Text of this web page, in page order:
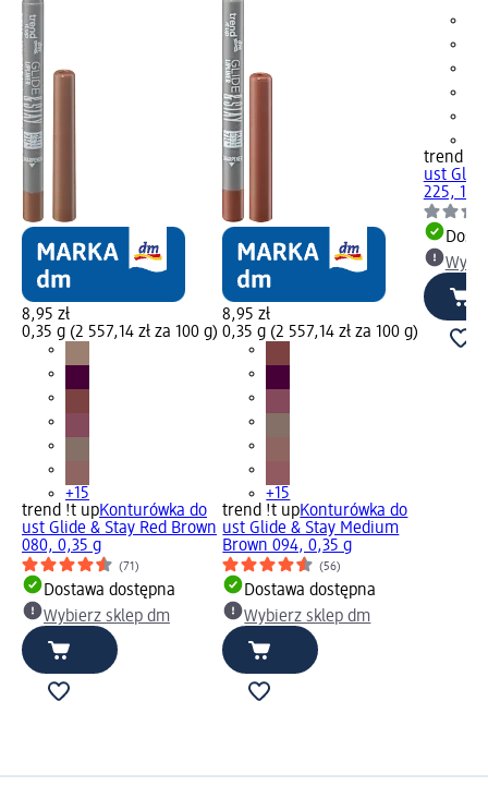
8,95 zł
0,35 g (2 557,14 zł za 100 g)
+15
trend !t upKonturówka do
ust Glide & Stay Red Brown
080, 0,35 g
(71)
Dostawa dostępna
Wybierz sklep dm
8,95 zł
0,35 g (2 557,14 zł za 100 g)
+15
trend !t upKonturówka do
ust Glide & Stay Medium
Brown 094, 0,35 g
(56)
Dostawa dostępna
Wybierz sklep dm
trend !t
ust
225, 1